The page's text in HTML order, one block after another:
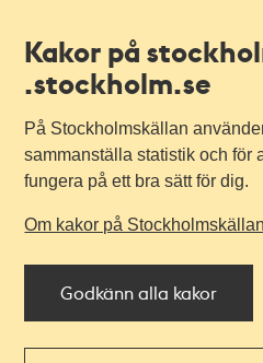
Kakor på
.stockholm.se
På Stockholmskällan
sammanställa statistik och för
fungera på ett bra sätt för dig.
Om kakor på Stockholmskällan
Godkänn alla kakor